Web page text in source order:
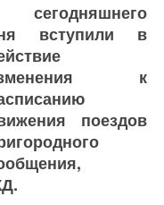
сегодняшнего
вступили в
к
поездов